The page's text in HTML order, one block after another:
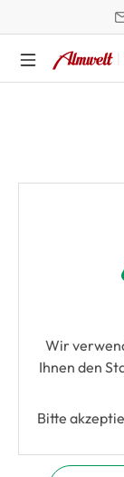
Wir
Ihnen den
Bitte